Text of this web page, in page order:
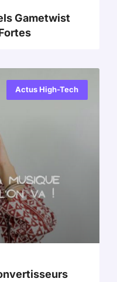
Gametwist
Actus High-Tech